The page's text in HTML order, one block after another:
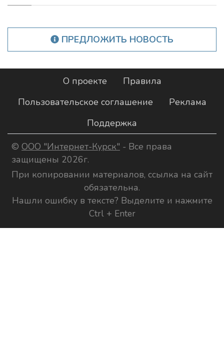
ПРЕДЛОЖИТЬ НОВОСТЬ
О проекте
Правила
Пользовательское соглашение
Реклама
Поддержка
© ООО "Интернет-Курск" - Все права
защищены 2026г.
При копировании материалов, ссылка на сайт
обязательна.
Нашли ошибку в тексте? Выделите и нажмите
Ctrl + Enter